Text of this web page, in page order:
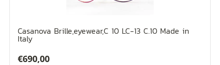
Casanova Brille,eyewear,C 10 LC-13 C.10 Made in
Italy
€690,00